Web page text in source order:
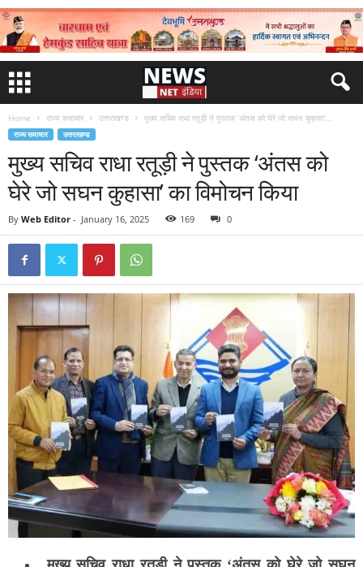
Home राज्य समाचार उत्तराखण्ड मुख्य सचिव राधा रतूड़ी ने पुस्तक ‘अंतस को घेरे जो सघन कुहासा’...
राज्य समाचार उत्तराखण्ड
मुख्य सचिव राधा रतूड़ी ने पुस्तक ‘अंतस को
घेरे जो सघन कुहासा’ का विमोचन किया
By Web Editor - January 16, 2025 169 0